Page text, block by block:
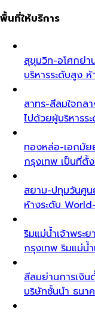
พื้นที่ให้บริการ
สุขุมวิท-อโศกย่า
บริหารระดับสูง
สาทร-สีลมใจกล
ไปด้วยผู้บริหารร
ทองหล่อ-เอกมัย
กรุงเทพ เป็นที่ตั้
สยาม-ปทุมวันศูน
ห้างระดับ
ริมแม่น้ำเจ้าพระยา
กรุงเทพ ริมแม่น้ำ
สีลมย่านการเงิ
บริษัทชั้นนำ ธนา